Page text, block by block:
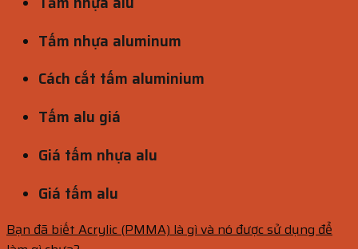
Tấm nhựa aluminum
Cách cắt tấm aluminium
Tấm alu giá
Giá tấm nhựa alu
Giá tấm alu
Bạn đã biết Acrylic (PMMA) là gì và nó được sử dụng để